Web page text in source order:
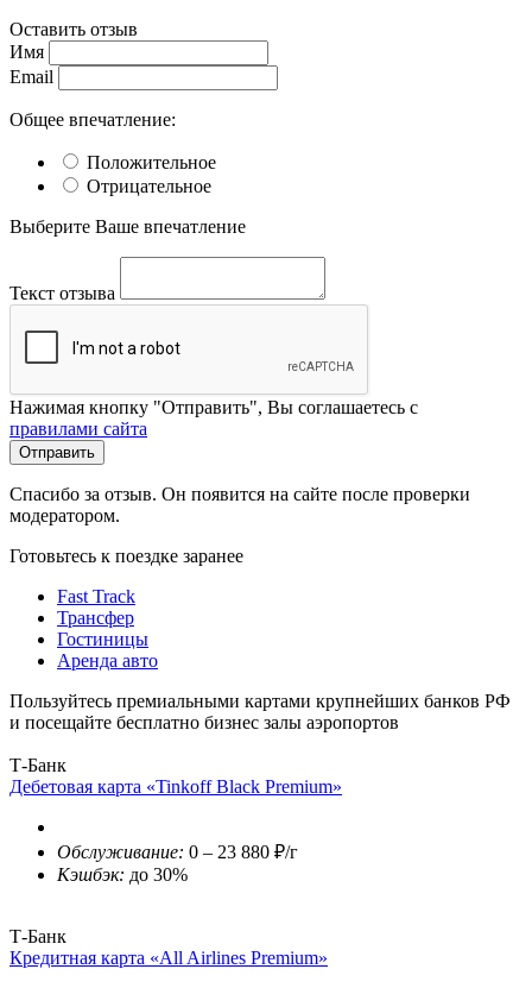
Оставить отзыв
Имя
Email
Общее впечатление:
Положительное
Отрицательное
Выберите Ваше впечатление
Текст отзыва
Нажимая кнопку "Отправить", Вы соглашаетесь с
правилами сайта
Отправить
Спасибо за отзыв. Он появится на сайте после проверки
модератором.
Готовьтесь к поездке заранее
Fast Track
Трансфер
Гостиницы
Аренда авто
Пользуйтесь премиальными картами крупнейших банков РФ
и посещайте бесплатно бизнес залы аэропортов
Т-Банк
Дебетовая карта «Tinkoff Black Premium»
Обслуживание: 0 – 23 880 ₽/г
Кэшбэк: до 30%
Т-Банк
Кредитная карта «All Airlines Premium»